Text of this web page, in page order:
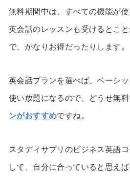
無料期間中は、すべての機能が
英会話のレッスンも受けるとこ
で、かなりお得だったりします。
英会話プランを選べば、ベーシ
使い放題になるので、どうせ無
ンがおすすめですね。
スタディサプリのビジネス英語
して、自分に合っていると思え